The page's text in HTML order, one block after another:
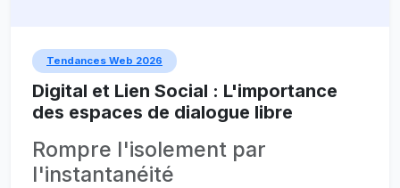
Tendances Web 2026
Digital et Lien Social : L'importance
des espaces de dialogue libre
Rompre l'isolement par
l'instantanéité